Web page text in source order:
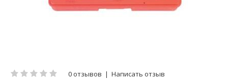
0 отзывов | Написать отзыв